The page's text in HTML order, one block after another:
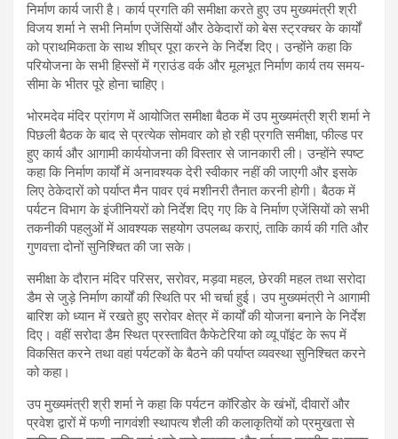
निर्माण कार्य जारी है। कार्य प्रगति की समीक्षा करते हुए उप मुख्यमंत्री श्री
विजय शर्मा ने सभी निर्माण एजेंसियों और ठेकेदारों को बेस स्ट्रक्चर के कार्यों
को प्राथमिकता के साथ शीघ्र पूरा करने के निर्देश दिए। उन्होंने कहा कि
परियोजना के सभी हिस्सों में ग्राउंड वर्क और मूलभूत निर्माण कार्य तय समय-
सीमा के भीतर पूरे होना चाहिए।
भोरमदेव मंदिर प्रांगण में आयोजित समीक्षा बैठक में उप मुख्यमंत्री श्री शर्मा ने
पिछली बैठक के बाद से प्रत्येक सोमवार को हो रही प्रगति समीक्षा, फील्ड पर
हुए कार्य और आगामी कार्ययोजना की विस्तार से जानकारी ली। उन्होंने स्पष्ट
कहा कि निर्माण कार्यों में अनावश्यक देरी स्वीकार नहीं की जाएगी और इसके
लिए ठेकेदारों को पर्याप्त मैन पावर एवं मशीनरी तैनात करनी होगी। बैठक में
पर्यटन विभाग के इंजीनियरों को निर्देश दिए गए कि वे निर्माण एजेंसियों को सभी
तकनीकी पहलुओं में आवश्यक सहयोग उपलब्ध कराएं, ताकि कार्य की गति और
गुणवत्ता दोनों सुनिश्चित की जा सके।
समीक्षा के दौरान मंदिर परिसर, सरोवर, मड़वा महल, छेरकी महल तथा सरोदा
डैम से जुड़े निर्माण कार्यों की स्थिति पर भी चर्चा हुई। उप मुख्यमंत्री ने आगामी
बारिश को ध्यान में रखते हुए सरोवर क्षेत्र में कार्यों की योजना बनाने के निर्देश
दिए। वहीं सरोदा डैम स्थित प्रस्तावित कैफेटेरिया को व्यू पॉइंट के रूप में
विकसित करने तथा वहां पर्यटकों के बैठने की पर्याप्त व्यवस्था सुनिश्चित करने
को कहा।
उप मुख्यमंत्री श्री शर्मा ने कहा कि पर्यटन कॉरिडोर के खंभों, दीवारों और
प्रवेश द्वारों में फणी नागवंशी स्थापत्य शैली की कलाकृतियों को प्रमुखता से